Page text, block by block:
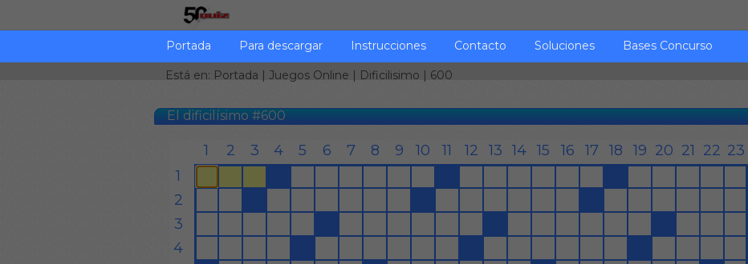
Portada Para descargar Instrucciones Contacto Soluciones Bases Concurso
Está en: Portada | Juegos Online | Dificilisimo | 600
El dificilísimo #600